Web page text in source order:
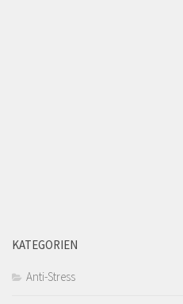
KATEGORIEN
Anti-Stress